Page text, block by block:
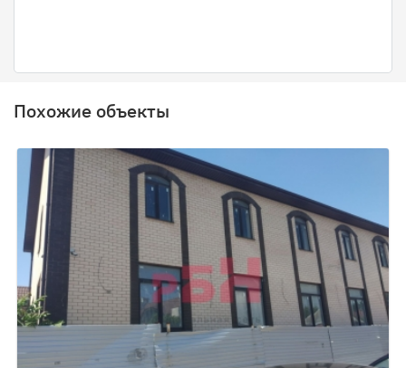
Похожие объекты